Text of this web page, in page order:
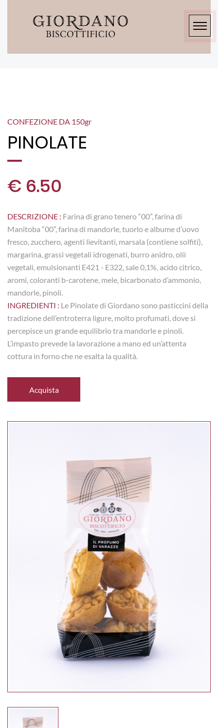
CONFEZIONE DA 150gr
PINOLATE
€ 6.50
DESCRIZIONE : Farina di grano tenero “00”, farina di
Manitoba “00”, farina di mandorle, tuorlo e albume d’uovo
fresco, zucchero, agenti lievitanti, marsala (contiene solfiti),
margarina, grassi vegetali idrogenati, burro anidro, olii
vegetali, emulsionanti E421 - E322, sale 0,1%, acido citrico,
aromi, coloranti b-carotene, mele, bicarbonato d’ammonio,
mandorle, pinoli.
INGREDIENTI : Le Pinolate di Giordano sono pasticcini della
tradizione dell’entroterra ligure, molto profumati, dove si
percepisce un grande equilibrio tra mandorle e pinoli.
L’impasto prevede la lavorazione a mano ed un’attenta
cottura in forno che ne esalta la qualità.
Acquista